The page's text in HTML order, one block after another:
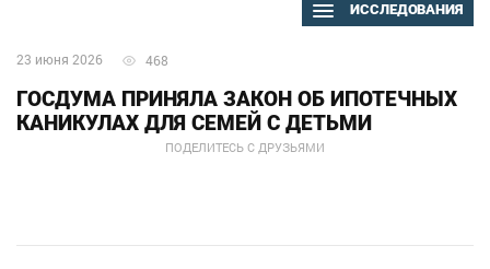
ИССЛЕДОВАНИЯ
23 июня 2026 468
ПОДЕЛИТЕСЬ С ДРУЗЬЯМИ
ГОСДУМА ПРИНЯЛА ЗАКОН ОБ ИПОТЕЧНЫХ
КАНИКУЛАХ ДЛЯ СЕМЕЙ С ДЕТЬМИ